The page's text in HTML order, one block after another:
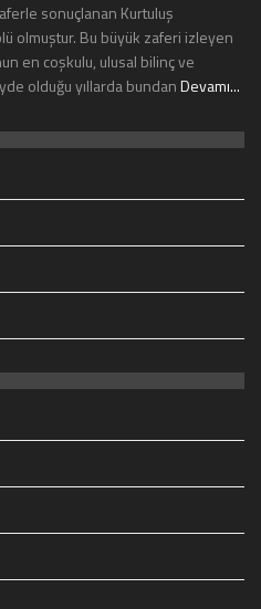
sonuçlanan Kurtuluş
olmuştur. Bu büyük zaferi izleyen
en coşkulu, ulusal bilinç ve
olduğu yıllarda bundanDevamı...